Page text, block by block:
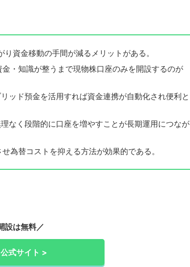
資金移動の手間が減るメリットがある。
・知識が整うまで現物株口座のみを開設するのが
ッド預金を活用すれば資金連携が自動化され便利と
なく段階的に口座を増やすことが長期運用につなが
為替コストを抑える方法が効果的である。
設は無料／
式サイト >